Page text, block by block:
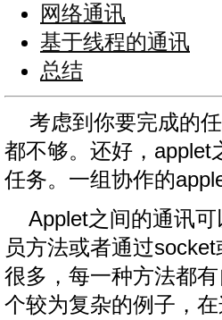
网络通讯
基于线程的通讯
总结
考虑到你要完成的任
都不够。还好，applet
任务。一组协作的
Applet之间的通讯可
员方法或者通过
很多，每一种方法都
个较为复杂的例子，